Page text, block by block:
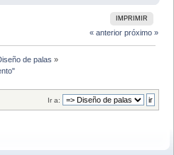
IMPRIMIR
« anterior próximo »
de palas »
Ir a: